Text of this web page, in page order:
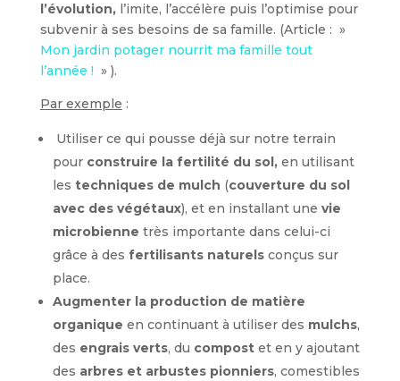
l’évolution,l’imite, l’accélère puis l’optimise pour
subvenir à ses besoins de sa famille. (Article : »
Mon jardin potager nourrit ma famille tout
l’année ! » ).
Par exemple :
Utiliser ce qui pousse déjà sur notre terrain
pour construire la fertilité du sol, en utilisant
les techniques de mulch (couverture du sol
avec des végétaux), et en installant une vie
microbienne très importante dans celui-ci
grâce à des fertilisants naturelsconçus sur
place.
Augmenter la production de matière
organique en continuant à utiliser des mulchs,
des engrais verts, du compostet en y ajoutant
des arbres et arbustes pionniers, comestibles